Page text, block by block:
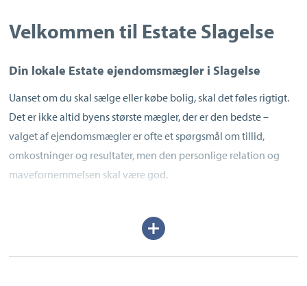
Velkommen til Estate Slagelse
Din lokale Estate ejendomsmægler i Slagelse
Uanset om du skal sælge eller købe bolig, skal det føles rigtigt.
Det er ikke altid byens største mægler, der er den bedste –
valget af ejendomsmægler er ofte et spørgsmål om tillid,
omkostninger og resultater, men den personlige relation og
mavefornemmelsen skal være god.
Derfor lægger vi hos Estate Slagelse stor vægt på at hjælpe dig
trygt og bekvemt gennem hele bolighandlen fra start til slut, så
du slipper for unødvendige bekymringer.
Udvid/skjul